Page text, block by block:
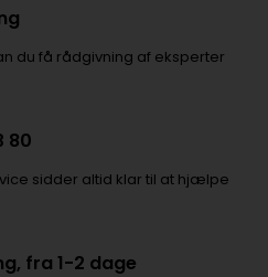
du få rådgivning af eksperter
80
sidder altid klar til at hjælpe
fra 1-2 dage